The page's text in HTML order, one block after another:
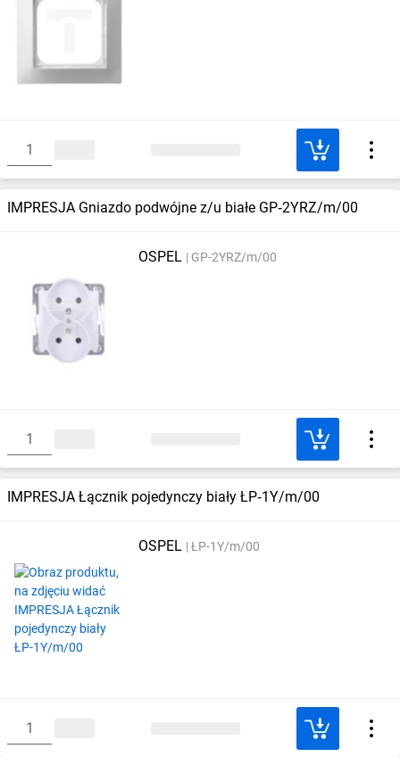
IMPRESJA Gniazdo podwójne z/u białe GP‑2YRZ/m/00
OSPEL GP-2YRZ/m/00
IMPRESJA Łącznik pojedynczy biały ŁP‑1Y/m/00
OSPEL ŁP-1Y/m/00